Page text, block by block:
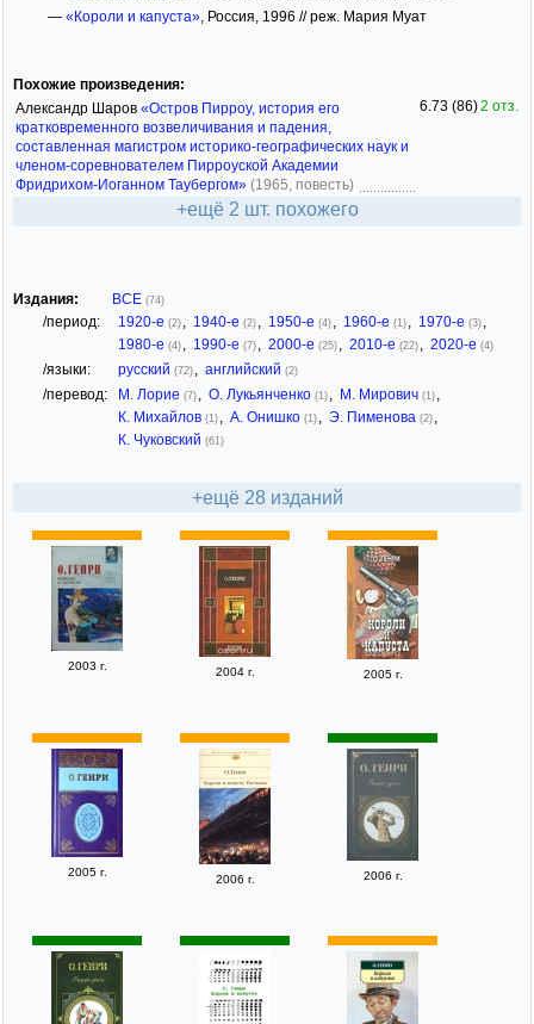
— «Короли и капуста», Россия, 1996 // реж. Мария Муат
Похожие произведения:
Александр Шаров «Остров Пирроу, история его
кратковременного возвеличивания и падения,
составленная магистром историко-географических наук и
членом-соревнователем Пирроуской Академии
Фридрихом-Иоганном Таубергом» (1965, повесть)
6.73 (86)2 отз.
+ещё 2 шт. похожего
Издания: ВСЕ (74)
/период: 1920-е (2) , 1940-е (2) , 1950-е (4) , 1960-е (1) , 1970-е (3) ,
1980-е (4) , 1990-е (7) , 2000-е (25) , 2010-е (22) , 2020-е (4)
/языки: русский (72) , английский (2)
/перевод: М. Лорие (7) , О. Лукьянченко (1) , М. Мирович (1) ,
К. Михайлов (1) , А. Онишко (1) , Э. Пименова (2) ,
К. Чуковский (61)
+ещё 28 изданий
2003 г. 2004 г. 2005 г.
2005 г.
2006 г. 2006 г.